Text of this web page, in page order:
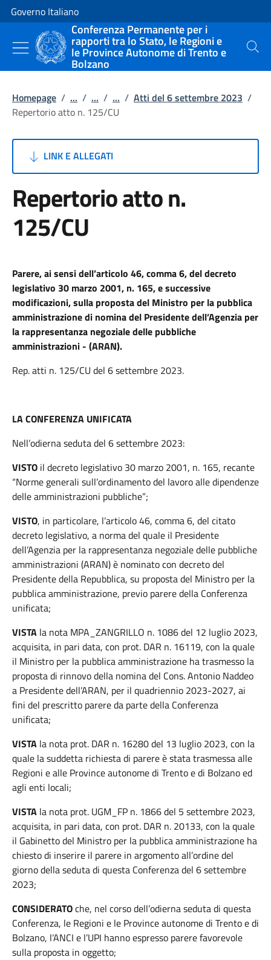
Vai al contenuto
Vai alla navigazione del sito
Governo Italiano
Conferenza Permanente per i
rapporti tra lo Stato, le Regioni e
le Province Autonome di Trento e
Bolzano
Cerca
Homepage / ... / ... / ... / Atti del 6 settembre 2023 /
Repertorio atto n. 125/CU
LINK E ALLEGATI
Repertorio atto n.
125/CU
Parere, ai sensi dell’articolo 46, comma 6, del decreto
legislativo 30 marzo 2001, n. 165, e successive
modificazioni, sulla proposta del Ministro per la pubblica
amministrazione di nomina del Presidente dell’Agenzia per
la rappresentanza negoziale delle pubbliche
amministrazioni - (ARAN).
Rep. atti n. 125/CU del 6 settembre 2023.
LA CONFERENZA UNIFICATA
Nell’odierna seduta del 6 settembre 2023:
VISTO il decreto legislativo 30 marzo 2001, n. 165, recante
“Norme generali sull’ordinamento del lavoro alle dipendenze
delle amministrazioni pubbliche”;
VISTO, in particolare, l’articolo 46, comma 6, del citato
decreto legislativo, a norma del quale il Presidente
dell’Agenzia per la rappresentanza negoziale delle pubbliche
amministrazioni (ARAN) è nominato con decreto del
Presidente della Repubblica, su proposta del Ministro per la
pubblica amministrazione, previo parere della Conferenza
unificata;
VISTA la nota MPA_ZANGRILLO n. 1086 del 12 luglio 2023,
acquisita, in pari data, con prot. DAR n. 16119, con la quale
il Ministro per la pubblica amministrazione ha trasmesso la
proposta di rinnovo della nomina del Cons. Antonio Naddeo
a Presidente dell’ARAN, per il quadriennio 2023-2027, ai
fini del prescritto parere da parte della Conferenza
unificata;
VISTA la nota prot. DAR n. 16280 del 13 luglio 2023, con la
quale la suddetta richiesta di parere è stata trasmessa alle
Regioni e alle Province autonome di Trento e di Bolzano ed
agli enti locali;
VISTA la nota prot. UGM_FP n. 1866 del 5 settembre 2023,
acquisita, in pari data, con prot. DAR n. 20133, con la quale
il Gabinetto del Ministro per la pubblica amministrazione ha
chiesto di inserire il parere in argomento all’ordine del
giorno della seduta di questa Conferenza del 6 settembre
2023;
CONSIDERATOche, nel corso dell’odierna seduta di questa
Conferenza, le Regioni e le Province autonome di Trento e di
Bolzano, l’ANCI e l’UPI hanno espresso parere favorevole
sulla proposta in oggetto;